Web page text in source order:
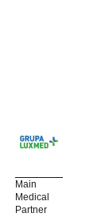
Main
Medical
Partner